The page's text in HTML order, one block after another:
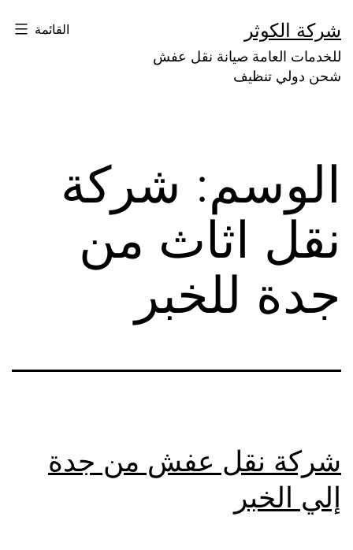
إلى
المحتوى
شركة الكوثر
للخدمات العامة صيانة نقل عفش
شحن دولي تنظيف
القائمة
الوسم: شركة
نقل اثاث من
جدة للخبر
شركة نقل عفش من جدة
إلي الخبر